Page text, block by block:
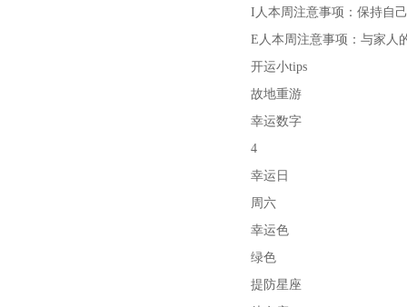
I人本周注意事项：保持自
E人本周注意事项：与家人
开运小tips
故地重游
幸运数字
4
幸运日
周六
幸运色
绿色
提防星座